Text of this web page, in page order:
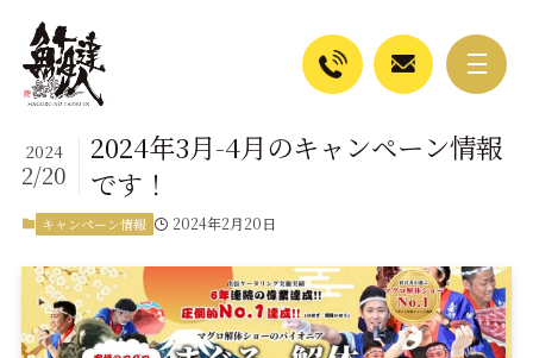
2024年3月-4月のキャンペーン情報
です！
2024
2/20
キャンペーン情報 2024年2月20日